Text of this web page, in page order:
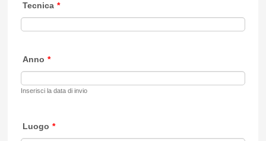
Tecnica *
Anno *
Inserisci la data di invio
Luogo *